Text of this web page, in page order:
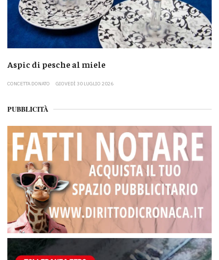
Aspic di pesche al miele
CONCETTA DONATO GIOVEDÌ 30 LUGLIO 2026
PUBBLICITÀ